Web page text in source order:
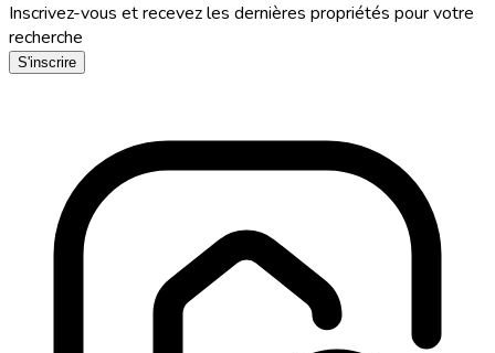
Inscrivez-vous et recevez les dernières propriétés pour votre
recherche
S'inscrire